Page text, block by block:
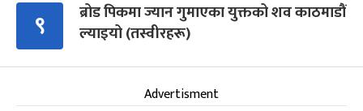
९
ब्रोड पिकमा ज्यान गुमाएका युक्तको शव काठमाडौं
ल्याइयो (तस्वीरहरू)
Advertisment